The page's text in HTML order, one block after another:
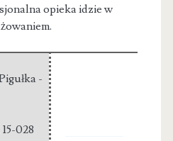
opieka idzie w
-
15-028